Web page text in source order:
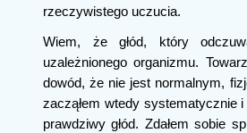
rzeczywistego uczucia.
Wiem, że głód, który
uzależnionego organizmu.
dowód, że nie jest normalnym,
zacząłem wtedy systematycznie
prawdziwy głód. Zdałem sobie